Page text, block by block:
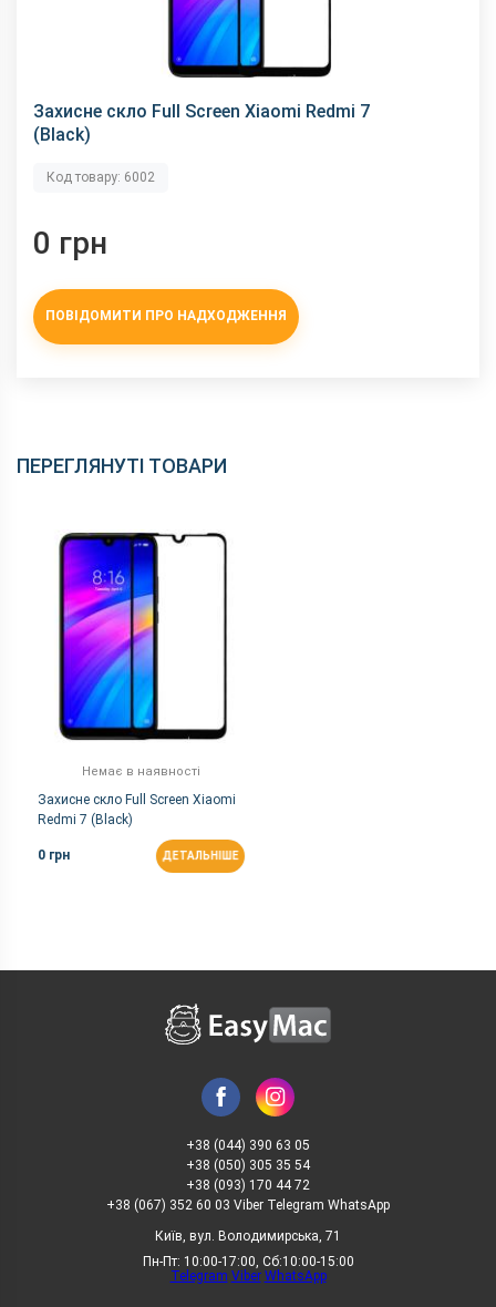
Захисне скло Full Screen Xiaomi Redmi 7
(Black)
Код товару: 6002
0 грн
ПОВІДОМИТИ ПРО НАДХОДЖЕННЯ
ПЕРЕГЛЯНУТІ ТОВАРИ
Немає в наявності
Захисне скло Full Screen Xiaomi
Redmi 7 (Black)
0 грн ДЕТАЛЬНІШЕ
+38 (044) 390 63 05
+38 (050) 305 35 54
+38 (093) 170 44 72
+38 (067) 352 60 03 Viber Telegram WhatsApp
Київ, вул. Володимирська, 71
Пн-Пт: 10:00-17:00, Сб:10:00-15:00
Telegram Viber WhatsApp